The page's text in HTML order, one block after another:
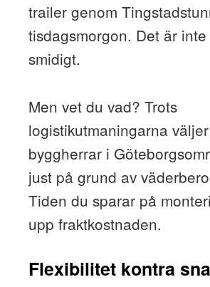
trailer genom
tisdagsmorgon. Det är
smidigt.
Men vet du vad? Trots
logistikutmaningarna
byggherrar i
just på grund av
Tiden du sparar på
upp fraktkostnaden.
Flexibilitet kontra